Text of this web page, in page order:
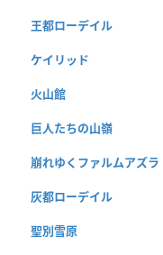
王都ローデイル
ケイリッド
火山館
巨人たちの山嶺
崩れゆくファルムアズラ
灰都ローデイル
聖別雪原